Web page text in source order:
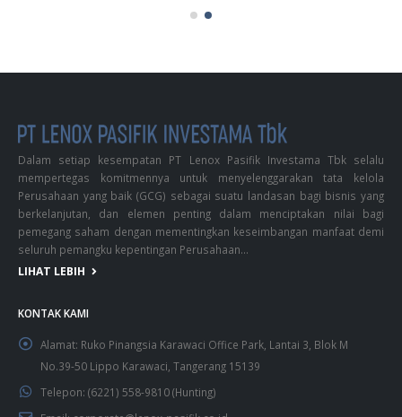
Dalam setiap kesempatan PT Lenox Pasifik Investama Tbk selalu
mempertegas komitmennya untuk menyelenggarakan tata kelola
Perusahaan yang baik (GCG) sebagai suatu landasan bagi bisnis yang
berkelanjutan, dan elemen penting dalam menciptakan nilai bagi
pemegang saham dengan mementingkan keseimbangan manfaat demi
seluruh pemangku kepentingan Perusahaan...
LIHAT LEBIH
KONTAK KAMI
Alamat: Ruko Pinangsia Karawaci Office Park, Lantai 3, Blok M
No.39-50 Lippo Karawaci, Tangerang 15139
Telepon: (6221) 558-9810 (Hunting)